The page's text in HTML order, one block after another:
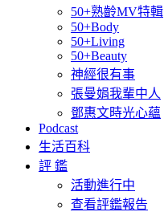
50+熟齡MV特輯
50+Body
50+Living
50+Beauty
神經很有事
張曼娟我輩中人
鄧惠文時光心蘊
Podcast
生活百科
評 鑑
活動進行中
查看評鑑報告